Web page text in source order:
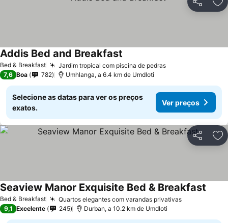
Partilhar
Bed & Breakfast Jardim tropical com piscina de pedrasVer preços
Addis Bed and Breakfast
7,6 Boa 782 Umhlanga, a 6.4 km de Umdloti
Selecione as datas para ver os preços
exatos.
Ver preços
Partilhar
Bed & Breakfast Quartos elegantes com varandas privativasVer preços
Seaview Manor Exquisite Bed & Breakfast
9,1 Excelente 245 Durban, a 10.2 km de Umdloti